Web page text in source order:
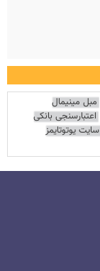
مبل مینیمال
اعتبارسنجی بانکی
سایت یوتوتایمز